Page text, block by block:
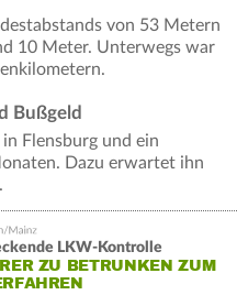
von 53 Metern
10 Meter. Unterwegs war
Bußgeld
Flensburg und ein
Dazu erwartet ihn
.
LKW-Kontrolle
ZU BETRUNKEN ZUM